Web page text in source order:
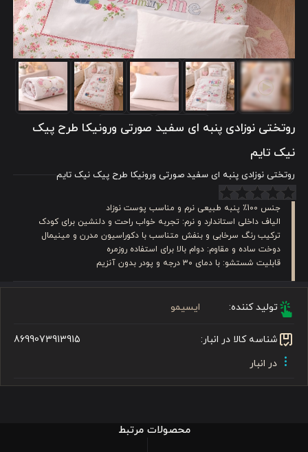
روتختی نوزادی پنبه ای سفید صورتی ورونیکا طرح پیک
نیک تایم
روتختی نوزادی پنبه ای سفید صورتی ورونیکا طرح پیک نیک تایم
جنس 100٪ پنبه طبیعی نرم و مناسب پوست نوزاد
الیاف داخلی استاندارد و نرم: تجربه خواب راحت و دلنشین برای کودک
ترکیب رنگ سرخابی و بنفش متناسب با دکوراسیون مدرن و مینیمال
دوخت ساده و مقاوم: دوام بالا برای استفاده روزمره
قابلیت شستشو: با دمای ۳۰ درجه و پودر بدون آنزیم
تولید کننده: ایسیمو
شناسه کالا در انبار:
8699073913915
در انبار
محصولات مرتبط